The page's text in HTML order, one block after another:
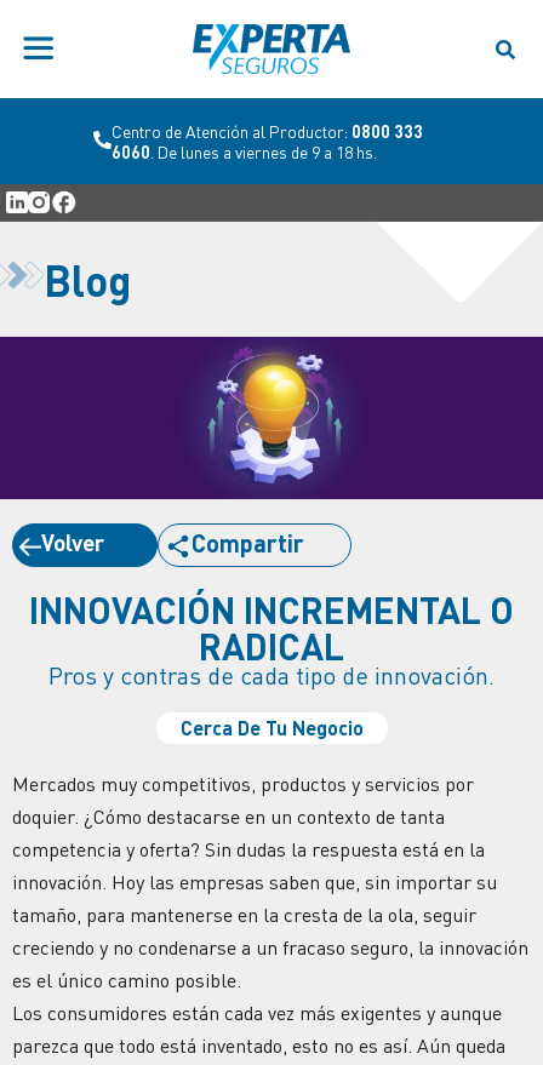
Centro de Atención al Productor: 0800 333
6060 . De lunes a viernes de 9 a 18 hs.
Blog
Volver Compartir
INNOVACIÓN INCREMENTAL O
RADICAL
Pros y contras de cada tipo de innovación.
Cerca De Tu Negocio
Mercados muy competitivos, productos y servicios por
doquier. ¿Cómo destacarse en un contexto de tanta
competencia y oferta? Sin dudas la respuesta está en la
innovación. Hoy las empresas saben que, sin importar su
tamaño, para mantenerse en la cresta de la ola, seguir
creciendo y no condenarse a un fracaso seguro, la innovación
es el único camino posible.
Los consumidores están cada vez más exigentes y aunque
parezca que todo está inventado, esto no es así. Aún queda